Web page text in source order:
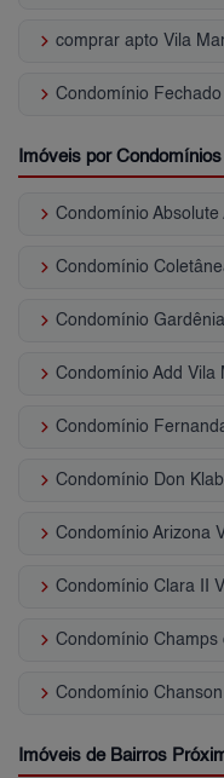
keyboard_arrow_right comprar apto Vila
keyboard_arrow_right
Imóveis por Condomínios
keyboard_arrow_right Condomínio
keyboard_arrow_right Condomínio
keyboard_arrow_right Condomínio
keyboard_arrow_right Condomínio Add Vila
keyboard_arrow_right Condomínio
keyboard_arrow_right Condomínio Don
keyboard_arrow_right Condomínio Arizona
keyboard_arrow_right Condomínio Clara II
keyboard_arrow_right Condomínio Champs
keyboard_arrow_right Condomínio
Imóveis de Bairros